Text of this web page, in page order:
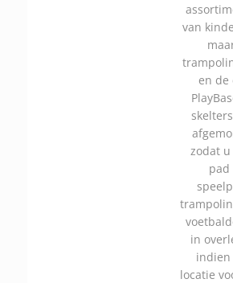
van
en de
zodat
pad
in
indien
locatie